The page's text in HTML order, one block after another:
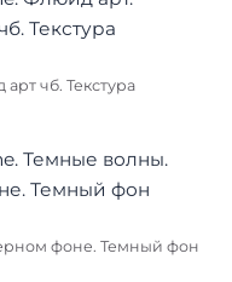
чб. Текстура
фоне. Темный фон